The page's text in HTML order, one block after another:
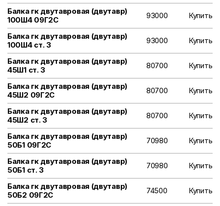
Балка гк двутавровая (двутавр)
100Ш4 09Г2С
93000 Купить
Балка гк двутавровая (двутавр)
100Ш4 ст. 3
93000 Купить
Балка гк двутавровая (двутавр)
45Ш1 ст. 3
80700 Купить
Балка гк двутавровая (двутавр)
45Ш2 09Г2С
80700 Купить
Балка гк двутавровая (двутавр)
45Ш2 ст. 3
80700 Купить
Балка гк двутавровая (двутавр)
50Б1 09Г2С
70980 Купить
Балка гк двутавровая (двутавр)
50Б1 ст. 3
70980 Купить
Балка гк двутавровая (двутавр)
50Б2 09Г2С
74500 Купить